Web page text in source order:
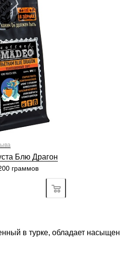
средняя
кислинки
шоколад
4 5 6
2/6
4 5 6
5/6
3 4 5 6
6/6
4 5 6
6/6
Блю Драгон
граммов
в турке, обладает